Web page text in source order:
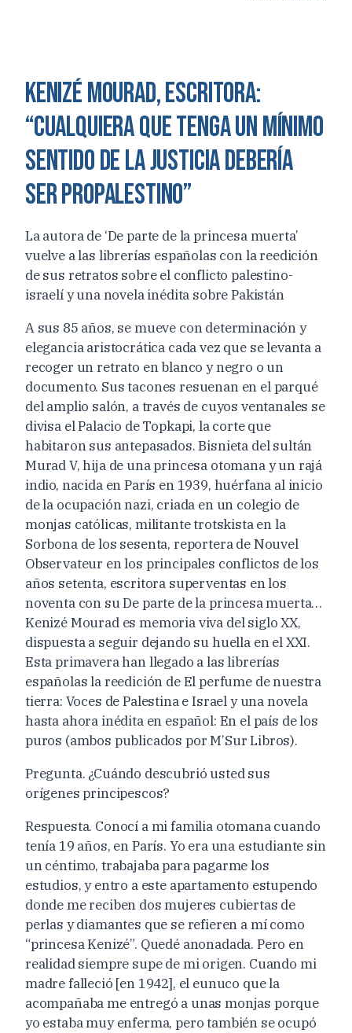
Kenizé Mourad, escritora:
“Cualquiera que tenga un mínimo
sentido de la justicia debería
ser propalestino”
La autora de ‘De parte de la princesa muerta’
vuelve a las librerías españolas con la reedición
de sus retratos sobre el conflicto palestino-
israelí y una novela inédita sobre Pakistán
A sus 85 años, se mueve con determinación y
elegancia aristocrática cada vez que se levanta a
recoger un retrato en blanco y negro o un
documento. Sus tacones resuenan en el parqué
del amplio salón, a través de cuyos ventanales se
divisa el Palacio de Topkapi, la corte que
habitaron sus antepasados. Bisnieta del sultán
Murad V, hija de una princesa otomana y un rajá
indio, nacida en París en 1939, huérfana al inicio
de la ocupación nazi, criada en un colegio de
monjas católicas, militante trotskista en la
Sorbona de los sesenta, reportera de Nouvel
Observateur en los principales conflictos de los
años setenta, escritora superventas en los
noventa con su De parte de la princesa muerta…
Kenizé Mourad es memoria viva del siglo XX,
dispuesta a seguir dejando su huella en el XXI.
Esta primavera han llegado a las librerías
españolas la reedición de El perfume de nuestra
tierra: Voces de Palestina e Israel y una novela
hasta ahora inédita en español: En el país de los
puros (ambos publicados por M’Sur Libros).
Pregunta. ¿Cuándo descubrió usted sus
orígenes principescos?
Respuesta. Conocí a mi familia otomana cuando
tenía 19 años, en París. Yo era una estudiante sin
un céntimo, trabajaba para pagarme los
estudios, y entro a este apartamento estupendo
donde me reciben dos mujeres cubiertas de
perlas y diamantes que se refieren a mí como
“princesa Kenizé”. Quedé anonadada. Pero en
realidad siempre supe de mi origen. Cuando mi
madre falleció [en 1942], el eunuco que la
acompañaba me entregó a unas monjas porque
yo estaba muy enferma, pero también se ocupó